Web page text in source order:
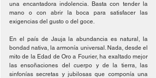
una encantadora indolencia. Basta con tender la
mano o con abrir la boca para satisfacer las
exigencias del gusto o del goce.
En el país de Jauja la abundancia es natural, la
bondad nativa, la armonía universal. Nada, desde el
mito de la Edad de Oro a Fourier, ha exaltado mejor
las ensoñaciones del cuerpo y de la tierra, las
sinfonías secretas y jubilosas que componía una